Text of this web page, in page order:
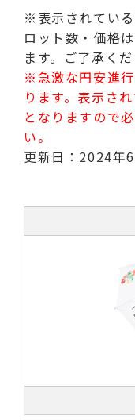
※表示されている
ロット数・価格
ます。ご了承くだ
※急激な円安進
ります。表示さ
となりますので
い。
更新日：2024年